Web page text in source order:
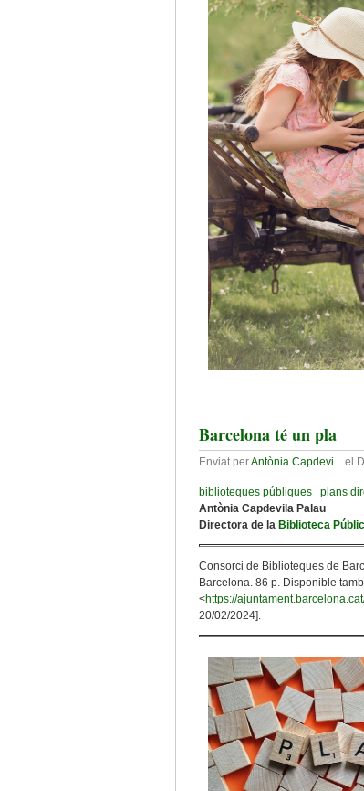
Barcelona té un pla
Enviat perAntònia Capdevi... el
biblioteques públiques plans
Antònia Capdevila Palau
Directora de la Biblioteca
Consorci de Biblioteques de
Barcelona. 86 p. Disponible
<https://
20/02/2024].